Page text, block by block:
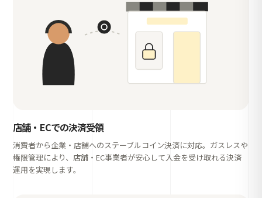
店舗・ECでの決済受領
消費者から企業・店舗へのステーブルコイン決済に対応。ガスレスや
権限管理により、店舗・EC事業者が安心して入金を受け取れる決済
運用を実現します。